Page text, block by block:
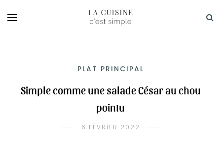
PLAT PRINCIPAL
Simple comme une salade César au chou
pointu
6 FÉVRIER 2022